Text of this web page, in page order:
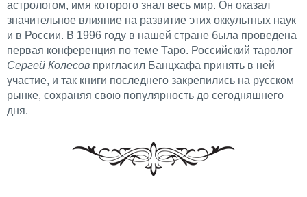
астрологом, имя которого знал весь мир. Он оказал
значительное влияние на развитие этих оккультных наук
и в России. В 1996 году в нашей стране была проведена
первая конференция по теме Таро. Российский таролог
Сергей Колесов пригласил Банцхафа принять в ней
участие, и так книги последнего закрепились на русском
рынке, сохраняя свою популярность до сегодняшнего
дня.